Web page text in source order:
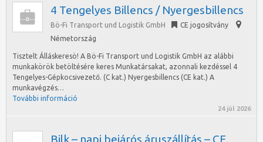
4 Tengelyes Billencs / Nyergesbillencs
Bö-Fi Transport und Logistik GmbH
CE jogosítvány
Németország
Tisztelt Álláskeresö! A Bö-Fi Transport und Logistik GmbH az alábbi
munkakörök betöltésére keres Munkatársakat, azonnali kezdéssel 4
Tengelyes-Gépkocsivezető. (C kat.) Nyergesbillencs (CE kat.) A
munkavégzés…
További információ
24 júl 2026
Bilk – napi bejárós áruszállítás – CE